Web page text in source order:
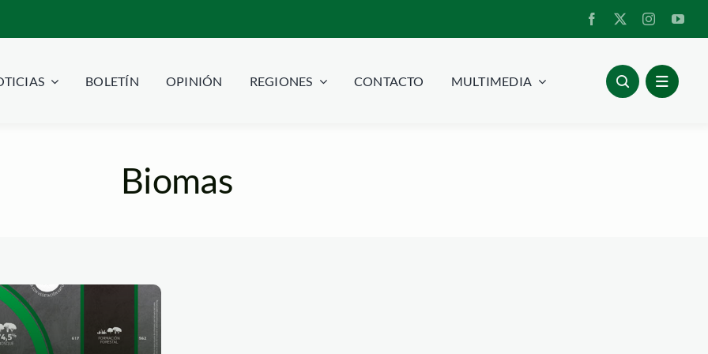
BOLETÍN OPINIÓN REGIONES CONTACTO MULTIMEDIA
Biomas